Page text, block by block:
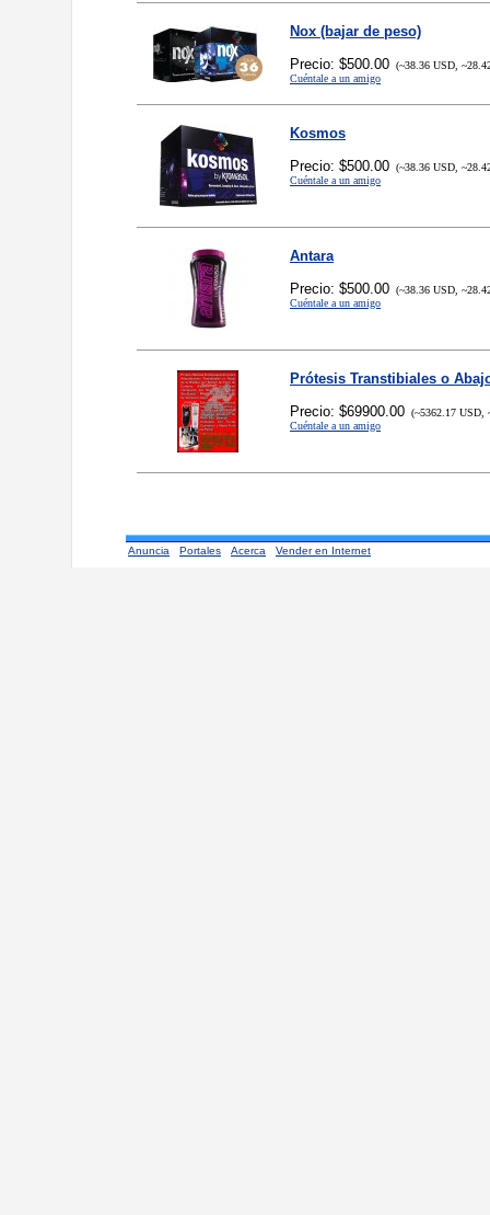
Nox (bajar de peso)
Precio: $500.00 (~38.36 USD,
Cuéntale a un amigo
Kosmos
Precio: $500.00 (~38.36 USD,
Cuéntale a un amigo
Antara
Precio: $500.00 (~38.36 USD,
Cuéntale a un amigo
Prótesis Transtibiales o
Precio: $69900.00 (~5362.17 USD,
Cuéntale a un amigo
Anuncia Portales Acerca Vender en Internet